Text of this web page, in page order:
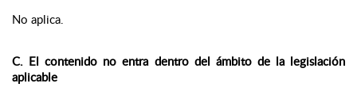
No aplica.
C. El contenido no entra dentro del ámbito de la legislación
aplicable